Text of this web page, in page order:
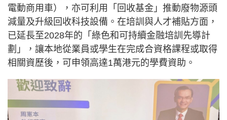
電動商用車），亦可利用「回收基金」推動廢物源頭
減量及升級回收科技設備。在培訓與人才補貼方面，
已延長至2028年的「綠色和可持續金融培訓先導計
劃」，讓本地從業員或學生在完成合資格課程或取得
相關資歷後，可申領高達1萬港元的學費資助。